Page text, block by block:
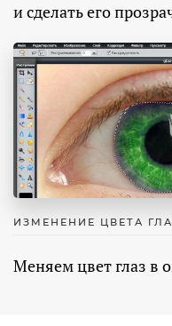
и сделать его
ИЗМЕНЕНИЕ ЦВЕТА
Меняем цвет глаз в